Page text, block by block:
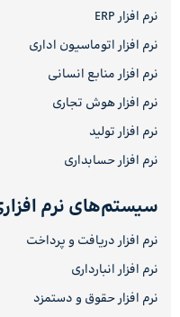
نرم افزار ERP
نرم افزار اتوماسیون اداری
نرم افزار منابع انسانی
نرم افزار هوش تجاری
نرم افزار تولید
نرم افزار حسابداری
سیستم‌های نرم
نرم افزار دریافت و پرداخت
نرم افزار انبارداری
نرم افزار حقوق و دستمزد